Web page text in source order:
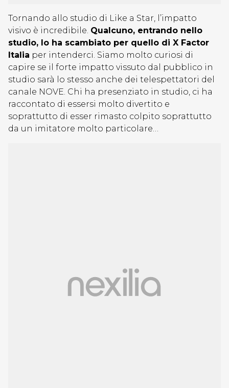
Tornando allo studio di Like a Star, l’impatto
visivo è incredibile. Qualcuno, entrando nello
studio, lo ha scambiato per quello di X Factor
Italia per intenderci. Siamo molto curiosi di
capire se il forte impatto vissuto dal pubblico in
studio sarà lo stesso anche dei telespettatori del
canale NOVE. Chi ha presenziato in studio, ci ha
raccontato di essersi molto divertito e
soprattutto di esser rimasto colpito soprattutto
da un imitatore molto particolare…